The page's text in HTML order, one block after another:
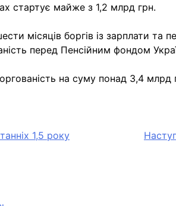
стартує майже з 1,2 млрд грн.
місяців боргів із зарплати
перед Пенсійним фондом
на суму понад 3,4 млрд
1,5 року